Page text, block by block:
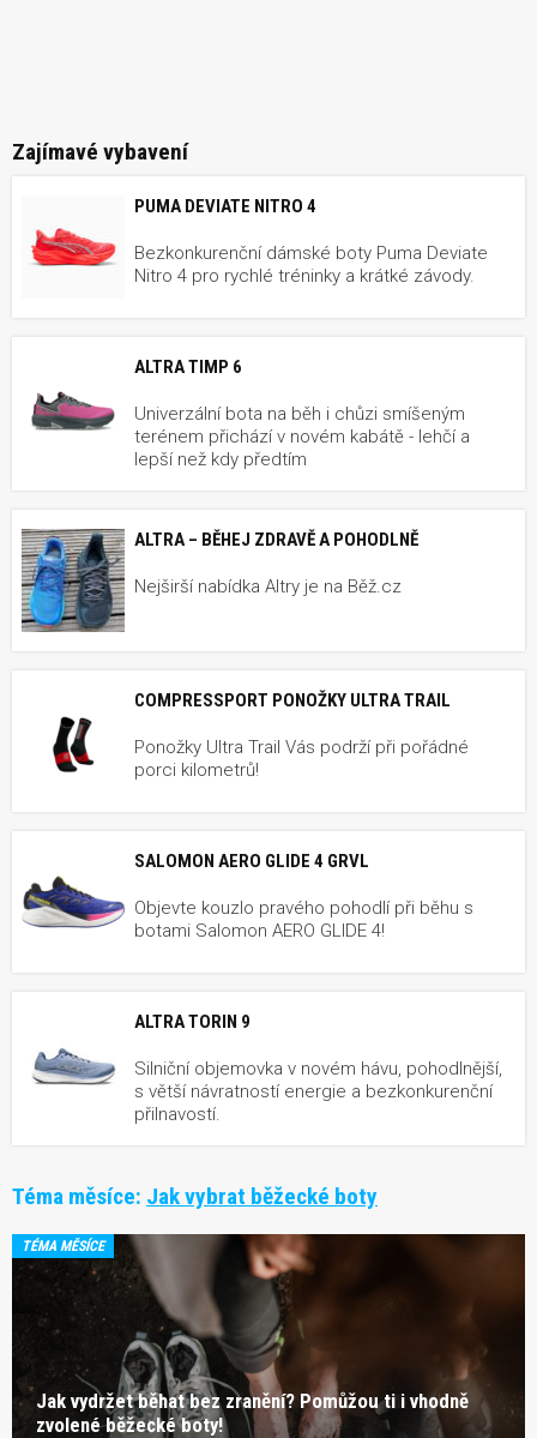
Zajímavé vybavení
PUMA DEVIATE NITRO 4
Bezkonkurenční dámské boty Puma Deviate
Nitro 4 pro rychlé tréninky a krátké závody.
ALTRA TIMP 6
Univerzální bota na běh i chůzi smíšeným
terénem přichází v novém kabátě - lehčí a
lepší než kdy předtím
ALTRA – BĚHEJ ZDRAVĚ A POHODLNĚ
Nejširší nabídka Altry je na Běž.cz
COMPRESSPORT PONOŽKY ULTRA TRAIL
Ponožky Ultra Trail Vás podrží při pořádné
porci kilometrů!
SALOMON AERO GLIDE 4 GRVL
Objevte kouzlo pravého pohodlí při běhu s
botami Salomon AERO GLIDE 4!
ALTRA TORIN 9
Silniční objemovka v novém hávu, pohodlnější,
s větší návratností energie a bezkonkurenční
přilnavostí.
Téma měsíce: Jak vybrat běžecké boty
TÉMA MĚSÍCE
Jak vydržet běhat bez zranění? Pomůžou ti i vhodně
zvolené běžecké boty!